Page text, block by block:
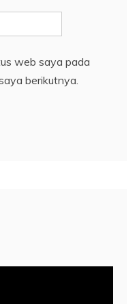
web saya pada
berikutnya.